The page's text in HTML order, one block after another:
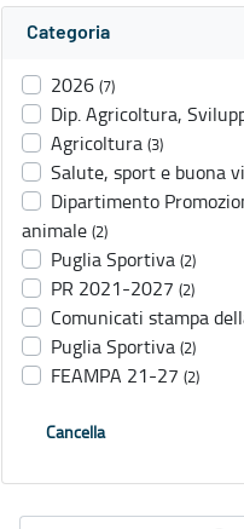
Categoria
2026 (7)
Dip. Agricoltura,
Agricoltura (3)
Salute, sport e buona
Dipartimento
animale (2)
Puglia Sportiva (2)
PR 2021-2027 (2)
Comunicati stampa
Puglia Sportiva (2)
FEAMPA 21-27 (2)
Cancella